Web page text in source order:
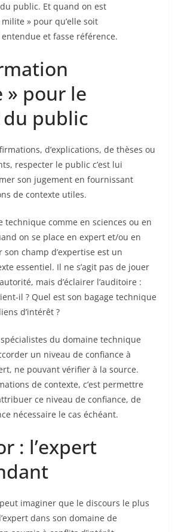
public. Et quand on est
» pour qu’elle soit
et fasse référence.
» pour le
public
d’explications, de thèses ou
respecter le public c’est lui
son jugement en fournissant
de contexte utiles.
technique comme en sciences ou en
on se place en expert et/ou en
champ d’expertise est un
essentiel. Il ne s’agit pas de jouer
mais d’éclairer l’auditoire :
il ? Quel est son bagage technique
d’intérêt ?
du domaine technique
un niveau de confiance à
ne pouvant vérifier à la source.
de contexte, c’est permettre
ce niveau de confiance, de
nécessaire le cas échéant.
: l’expert
imaginer que le discours le plus
dans son domaine de